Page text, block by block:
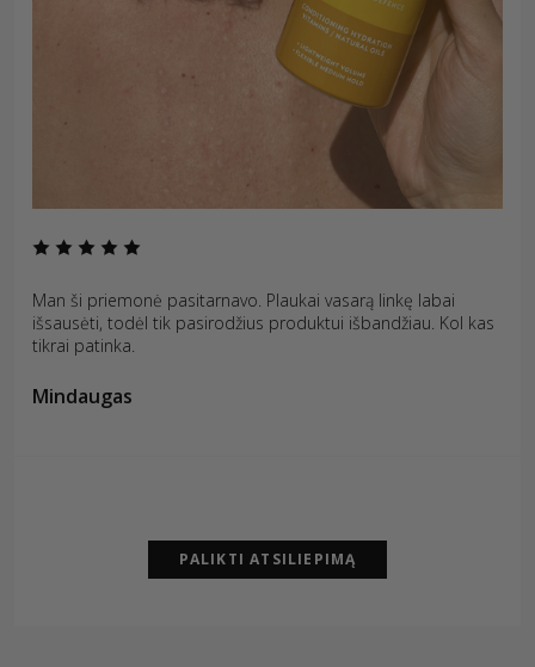
Man ši priemonė pasitarnavo. Plaukai vasarą linkę labai
išsausėti, todėl tik pasirodžius produktui išbandžiau. Kol kas
tikrai patinka.
Mindaugas
PALIKTI ATSILIEPIMĄ